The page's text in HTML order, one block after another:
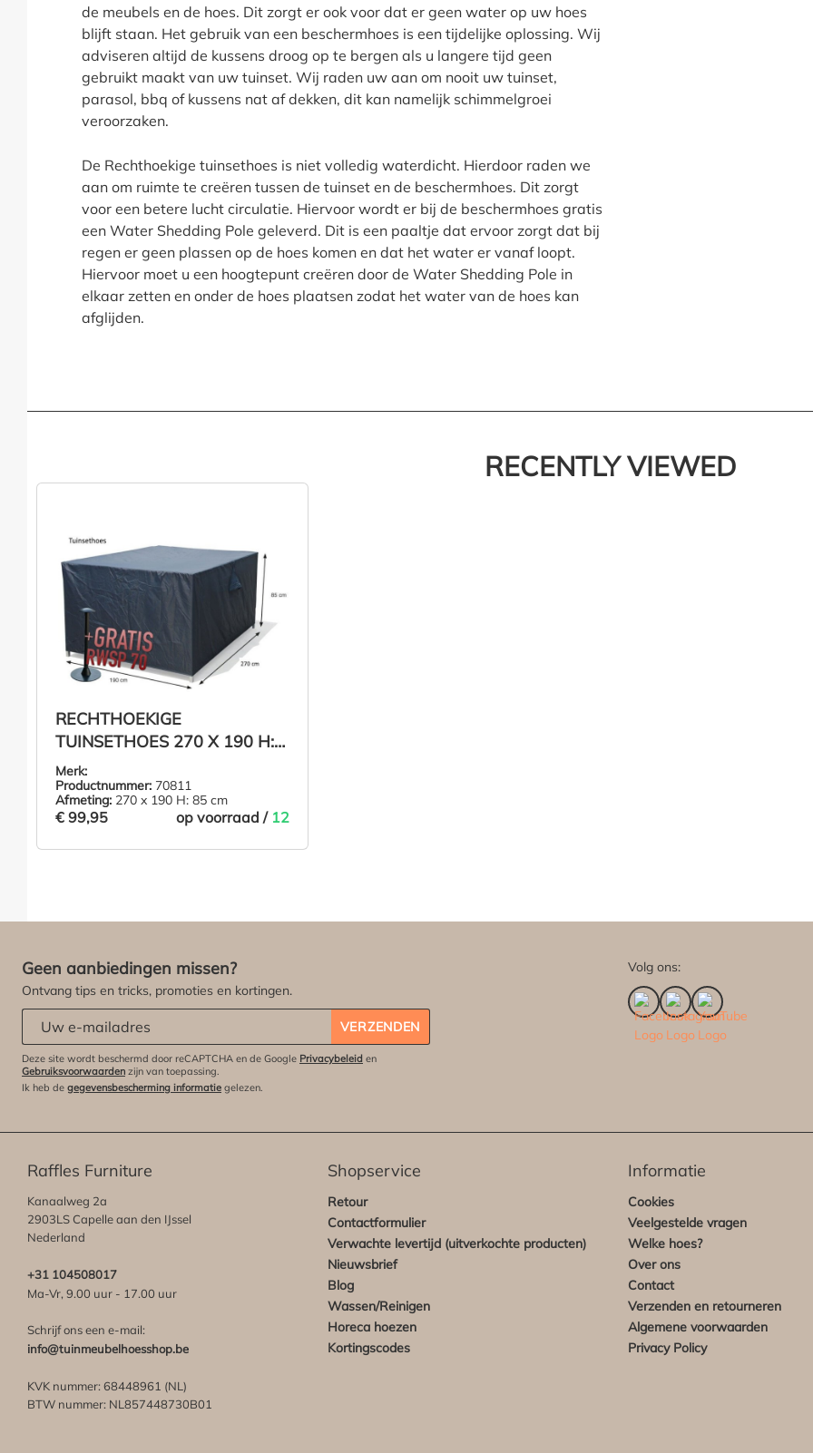
de meubels en de hoes. Dit zorgt er ook voor dat er geen water op uw hoes
blijft staan. Het gebruik van een beschermhoes is een tijdelijke oplossing. Wij
adviseren altijd de kussens droog op te bergen als u langere tijd geen
gebruikt maakt van uw tuinset. Wij raden uw aan om nooit uw tuinset,
parasol, bbq of kussens nat af dekken, dit kan namelijk schimmelgroei
veroorzaken.
De Rechthoekige tuinsethoes is niet volledig waterdicht. Hierdoor raden we
aan om ruimte te creëren tussen de tuinset en de beschermhoes. Dit zorgt
voor een betere lucht circulatie. Hiervoor wordt er bij de beschermhoes gratis
een Water Shedding Pole geleverd. Dit is een paaltje dat ervoor zorgt dat bij
regen er geen plassen op de hoes komen en dat het water er vanaf loopt.
Hiervoor moet u een hoogtepunt creëren door de Water Shedding Pole in
elkaar zetten en onder de hoes plaatsen zodat het water van de hoes kan
afglijden.
RECENTLY VIEWED
RECHTHOEKIGE
TUINSETHOES 270 X 190 H:
85 CM
Merk:
Productnummer: 70811
Afmeting: 270 x 190 H: 85 cm
€ 99,95 op voorraad / 12
Geen aanbiedingen missen?
Ontvang tips en tricks, promoties en kortingen.
VERZENDEN
Deze site wordt beschermd door reCAPTCHA en de Google Privacybeleid en
Gebruiksvoorwaarden zijn van toepassing.
Ik heb de gegevensbescherming informatie gelezen.
Volg ons:
Raffles Furniture
Kanaalweg 2a
2903LS Capelle aan den IJssel
Nederland
+31 104508017
Ma-Vr, 9.00 uur - 17.00 uur
Schrijf ons een e-mail:
info@tuinmeubelhoesshop.be
KVK nummer: 68448961 (NL)
BTW nummer: NL857448730B01
Shopservice
Retour
Contactformulier
Verwachte levertijd (uitverkochte producten)
Nieuwsbrief
Blog
Wassen/Reinigen
Horeca hoezen
Kortingscodes
Informatie
Cookies
Veelgestelde vragen
Welke hoes?
Over ons
Contact
Verzenden en retourneren
Algemene voorwaarden
Privacy Policy